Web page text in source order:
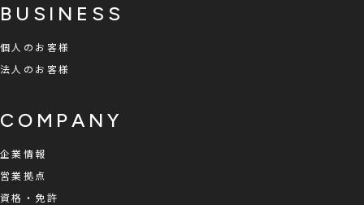
BUSINESS
個人のお客様
法人のお客様
COMPANY
企業情報
営業拠点
資格・免許